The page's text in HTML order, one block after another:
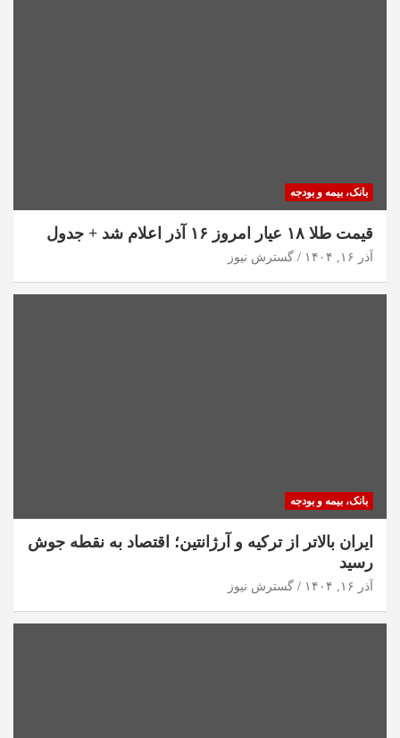
بانک، بیمه و بودجه
قیمت طلا ۱۸ عیار امروز ۱۶ آذر اعلام شد + جدول
آذر ۱۶, ۱۴۰۴ گسترش نیوز
بانک، بیمه و بودجه
ایران بالاتر از ترکیه و آرژانتین؛ اقتصاد به نقطه جوش
رسید
آذر ۱۶, ۱۴۰۴ گسترش نیوز